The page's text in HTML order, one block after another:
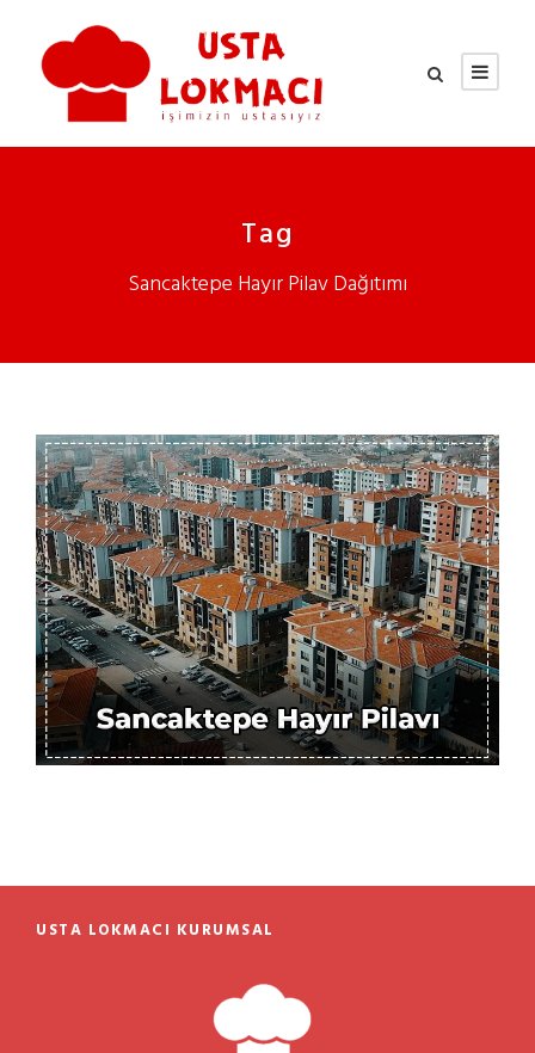
Tag
Sancaktepe Hayır Pilav Dağıtımı
16 Mayıs 2025
Usta Lokmacı
Hayır Pilav Dağıtımı
USTA LOKMACI KURUMSAL